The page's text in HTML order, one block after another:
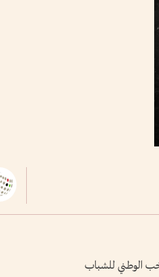
الوطني للشباب